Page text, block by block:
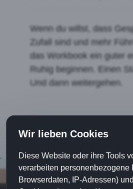
Wenn du willst, dass
Zufall sind und mehr
das Workbook ein guter
Ruhig beginnen. Einen
Und dann weitergehen.
Wir lieben Cookies
Diese Website oder ihre Tools
verarbeiten personenbezogene
Browserdaten, IP-Adressen)